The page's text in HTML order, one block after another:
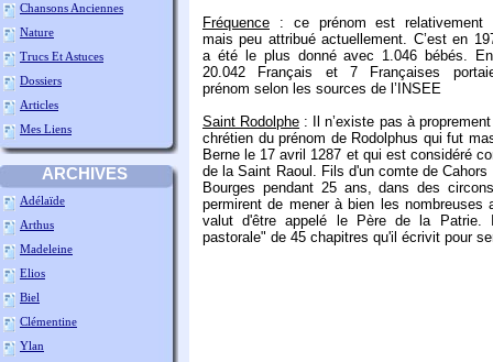
Chansons Anciennes
Nature
Trucs Et Astuces
Dossiers
Articles
Mes Liens
ARCHIVES
Adélaïde
Arthus
Madeleine
Elios
Biel
Clémentine
Ylan
Fréquence : ce prénom est relativement
mais peu attribué actuellement. C’est en
a été le plus donné avec 1.046 bébés.
20.042 Français et 7 Françaises
prénom selon les sources de l’INSEE
Saint Rodolphe : Il n’existe pas à
chrétien du prénom de Rodolphus qui fut
Berne le 17 avril 1287 et qui est considéré
de la Saint Raoul. Fils d'un comte de
Bourges pendant 25 ans, dans des
permirent de mener à bien les
valut d'être appelé le Père de la Patrie.
pastorale" de 45 chapitres qu'il écrivit pour